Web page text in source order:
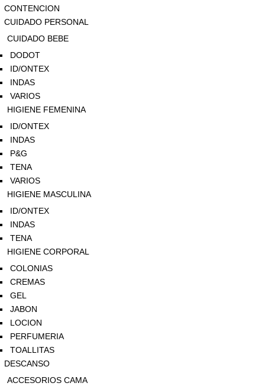
CONTENCION
CUIDADO PERSONAL
CUIDADO BEBE
DODOT
ID/ONTEX
INDAS
VARIOS
HIGIENE FEMENINA
ID/ONTEX
INDAS
P&G
TENA
VARIOS
HIGIENE MASCULINA
ID/ONTEX
INDAS
TENA
HIGIENE CORPORAL
COLONIAS
CREMAS
GEL
JABON
LOCION
PERFUMERIA
TOALLITAS
DESCANSO
ACCESORIOS CAMA